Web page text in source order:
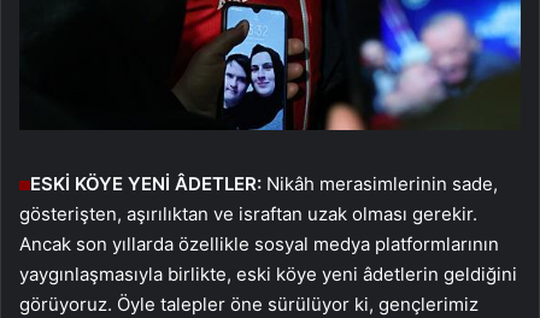
ESKİ KÖYE YENİ ÂDETLER: Nikâh merasimlerinin sade,
gösterişten, aşırılıktan ve israftan uzak olması gerekir.
Ancak son yıllarda özellikle sosyal medya platformlarının
yaygınlaşmasıyla birlikte, eski köye yeni âdetlerin geldiğini
görüyoruz. Öyle talepler öne sürülüyor ki, gençlerimiz